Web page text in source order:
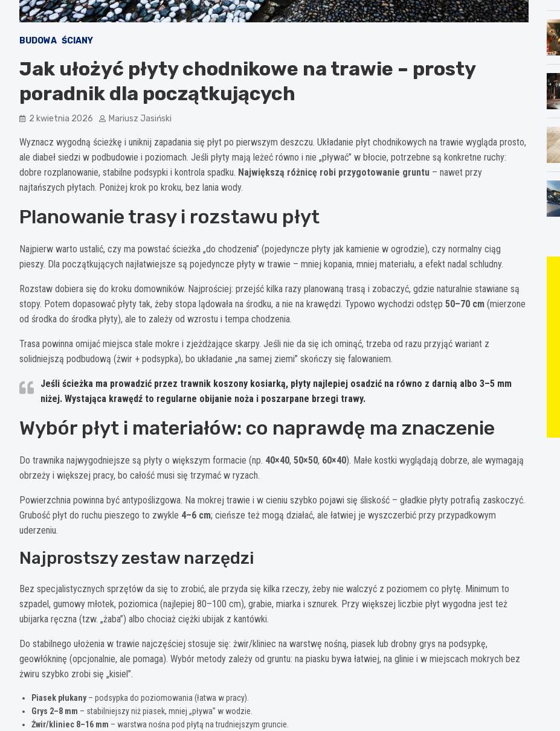
BUDOWA ŚCIANY
Jak ułożyć płyty chodnikowe na trawie – prosty
poradnik dla początkujących
2 kwietnia 2026 Mariusz Jasiński
Wyznacz wygodną ścieżkę i uniknij zapadania się płyt po pierwszym deszczu. Układanie płyt chodnikowych na trawie wygląda prosto,
ale diabeł siedzi w podbudowie i poziomach. Jeśli płyty mają leżeć równo i nie „pływać” w błocie, potrzebne są konkretne ruchy:
dobre rozplanowanie, stabilne podsypki i kontrola spadku. Największą różnicę robi przygotowanie gruntu – nawet przy
najtańszych płytach. Poniżej krok po kroku, bez lania wody.
Planowanie trasy i rozstawu płyt
Najpierw warto ustalić, czy ma powstać ścieżka „do chodzenia” (pojedyncze płyty jak kamienie w ogrodzie), czy normalny ciąg
pieszy. Dla początkujących najłatwiejsze są pojedyncze płyty w trawie – mniej kopania, mniej materiału, a efekt nadal schludny.
Rozstaw dobiera się do kroku domowników. Najprościej: przejść kilka razy planowaną trasą i zobaczyć, gdzie naturalnie stawiane są
stopy. Potem dopasować płyty tak, żeby stopa lądowała na środku, a nie na krawędzi. Typowo wychodzi odstęp 50–70 cm (mierzone
od środka do środka płyty), ale to zależy od wzrostu i tempa chodzenia.
Trasa powinna omijać miejsca stale mokre i zjeżdżające skarpy. Jeśli nie da się ich ominąć, trzeba od razu przyjąć wariant z
solidniejszą podbudową (żwir + podsypka), bo układanie „na samej ziemi” skończy się falowaniem.
Jeśli ścieżka ma prowadzić przez trawnik koszony kosiarką, płyty najlepiej osadzić na równo z darnią albo 3–5 mm
niżej. Wystająca krawędź to regularne obijanie noża i poszarpane brzegi trawy.
Wybór płyt i materiałów: co naprawdę ma znaczenie
Do trawnika najwygodniejsze są płyty o większym formacie (np. 40×40, 50×50, 60×40). Małe kostki wyglądają dobrze, ale wymagają
obrzeży i większej pracy, bo całość musi się trzymać w ryzach.
Powierzchnia powinna być antypoślizgowa. Na mokrej trawie i w cieniu szybko pojawi się śliskość – gładkie płyty potrafią zaskoczyć.
Grubość płyt do ruchu pieszego to zwykle 4–6 cm; cieńsze też mogą działać, ale łatwiej je wyszczerbić przy przypadkowym
uderzeniu.
Najprostszy zestaw narzędzi
Bez specjalistycznych sprzętów da się to zrobić, ale przyda się kilka rzeczy, żeby nie walczyć z poziomem co płytę. Minimum to
szpadel, gumowy młotek, poziomica (najlepiej 80–100 cm), grabie, miarka i sznurek. Przy większej liczbie płyt wygodna jest też
ubijarka ręczna (tzw. „żaba”) albo chociaż ciężki ubijak z kantówki.
Do stabilnego ułożenia w trawie najczęściej stosuje się: żwir/kliniec na warstwę nośną, piasek lub drobny grys na podsypkę,
geowłókninę (opcjonalnie, ale pomaga). Wybór metody zależy od gruntu: na piasku bywa łatwiej, na glinie i w miejscach mokrych bez
żwiru szybko zrobi się „kisiel”.
Piasek płukany– podsypka do poziomowania (łatwa w pracy).
Grys 2–8 mm – stabilniejszy niż piasek, mniej „pływa” w wodzie.
Żwir/kliniec 8–16 mm – warstwa nośna pod płytą na trudniejszym gruncie.